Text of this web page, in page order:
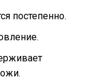
постепенно.